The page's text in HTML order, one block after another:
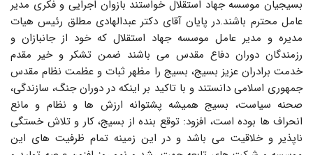
بسیجیان موسسه جهاد استقلال خواستند بازوان اجرایی و فکری مدیر
عامل محترم باشند.در پایان آقای دکتر عبدالهادی مطلق رئیس هیات
مدیره و مدیر عامل موسسه جهاد استقلال که خود از جانبازان و
رزمندگان دوران دفاع مقدس می باشند ضمن تشکر و خیر مقدم
خدمت برادران عزیز بسیج، بسیج را مظهر ثبات و عظمت نظام مقدس
جمهوری اسلامی دانستند و با تاکید بر اینکه در دوران جنگ، سازندگی،
صحنه سیاست، بسیج همیشه پشتوانه ارزش ها و نظام و مانع
انحراف ها بوده است، افزود: توقع بنده از بسیج، کار و تلاش خستگی
ناپذیر و خلاقیت می باشد و در این زمینه تمام ظرفیت های این